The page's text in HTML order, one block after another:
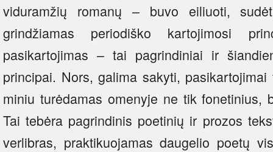
viduramžių romanų – buvo eiliuoti,
grindžiamas periodiško kartojimosi
pasikartojimas – tai pagrindiniai ir
principai. Nors, galima sakyti,
miniu turėdamas omenyje ne tik fonetinius,
Tai tebėra pagrindinis poetinių ir prozos
verlibras, praktikuojamas daugelio poetų